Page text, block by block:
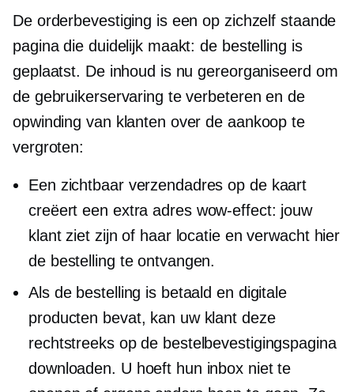
De orderbevestiging is een op zichzelf staande
pagina die duidelijk maakt: de bestelling is
geplaatst. De inhoud is nu gereorganiseerd om
de gebruikerservaring te verbeteren en de
opwinding van klanten over de aankoop te
vergroten:
Een zichtbaar verzendadres op de kaart
creëert een extra adres wow-effect: jouw
klant ziet zijn of haar locatie en verwacht hier
de bestelling te ontvangen.
Als de bestelling is betaald en digitale
producten bevat, kan uw klant deze
rechtstreeks op de bestelbevestigingspagina
downloaden. U hoeft hun inbox niet te